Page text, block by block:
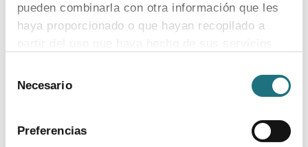
pueden combinarla con otra información que les
haya proporcionado o que hayan recopilado a
Para más información puede acceder a nuestra
Necesario
Preferencias